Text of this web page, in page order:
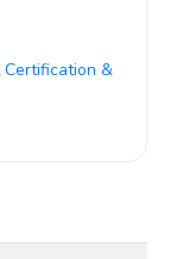
Certification &